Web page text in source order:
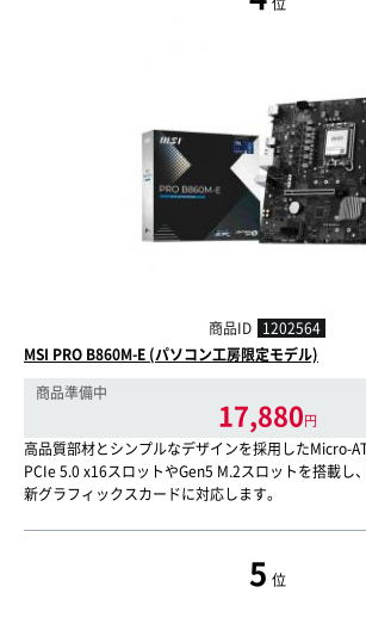
商品ID 1202564
MSI PRO B860M-E (パソコン工房限定モデル)
商品準備中
17,880円
高品質部材とシンプルなデザインを採用したMicro-
PCIe 5.0 x16スロットやGen5 M.2スロットを搭載し
新グラフィックスカードに対応します。
5 位